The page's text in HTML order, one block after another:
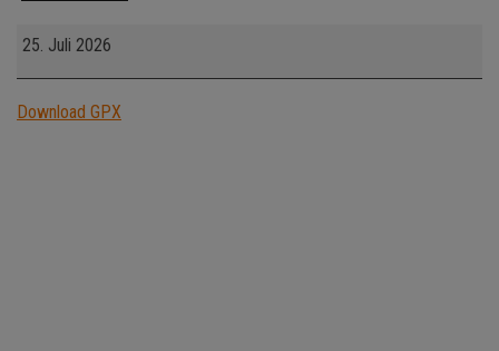
Binswangen
25. Juli 2026
Download GPX